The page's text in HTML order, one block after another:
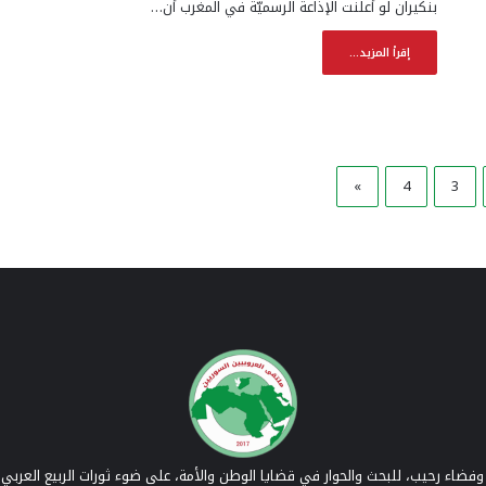
بنكيران لو أعلنت الإذاعة الرسميّة في المغرب أن…
إقرأ المزيد...
3
4
»
رحيب، للبحث والحوار في قضايا الوطن والأمة، على ضوء ثورات الربيع العربي